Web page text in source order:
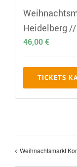
Heidelberg
46,00€
TICKETS
Weihnachtsmarkt